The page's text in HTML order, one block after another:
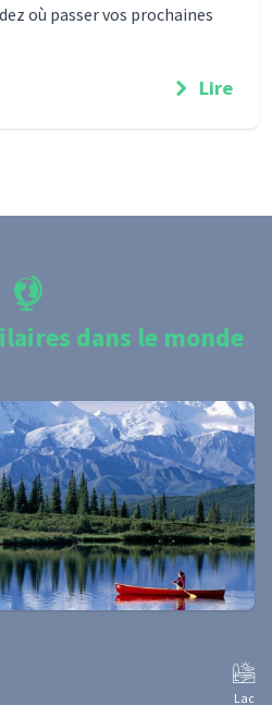
où passer vos prochaines
Lire
dans le monde
Lac